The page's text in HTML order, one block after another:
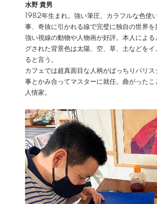
水野 貴男
1982年生まれ。強い筆圧、カラフルな色使
事、奇抜に引かれる線で完璧に独自の世界を
強い視線の動物や人物画が好評。本人による
グされた背景色は太陽、空、草、土などをイ
ると言う。
カフェでは超真面目な人柄がばっちりバリス
事とかみ合ってマスターに就任。曲がったこ
人情家。